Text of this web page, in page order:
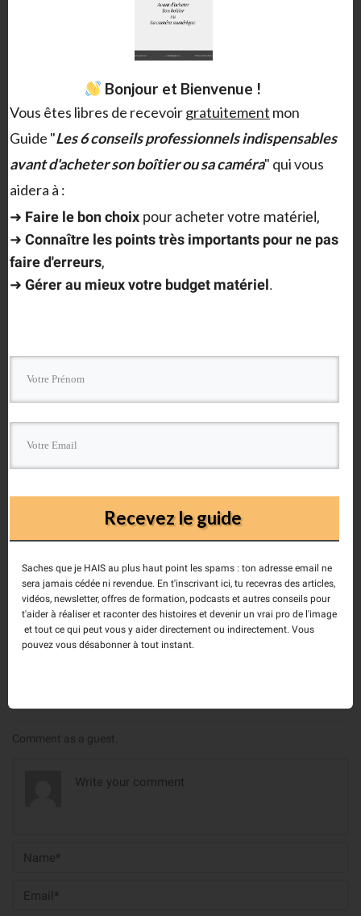
Recevez le Guide!
HDDSLR
SHARE
Christophe MILET
Je suis le fondateur du collectif Éléments Déclencheurs spécialisé
dans la stratégie narrative.
Comment as a guest.
Bonjour et Bienvenue !
Vous êtes libres de recevoirgratuitement mon
Guide "Les 6 conseils professionnels indispensables
avant d'acheter son boîtier ou sa caméra" qui vous
aidera à :
➜ Faire le bon choix pour acheter votre matériel,
➜ Connaître les points très importants pour ne pas
faire d'erreurs,
➜ Gérer au mieux votre budget matériel.
Recevez le guide
Saches que je HAIS au plus haut point les spams : ton adresse email ne
sera jamais cédée ni revendue. En t'inscrivant ici, tu recevras des articles,
vidéos, newsletter, offres de formation, podcasts et autres conseils pour
t'aider à réaliser et raconter des histoires et devenir un vrai pro de l'image
et tout ce qui peut vous y aider directement ou indirectement. Vous
pouvez vous désabonner à tout instant.